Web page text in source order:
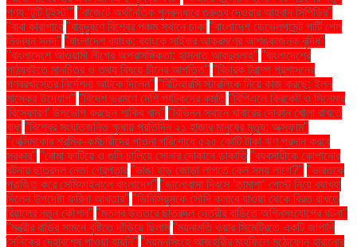
পণ্য ‘টুটি টুইস্ট’" "বাজেটে অর্থনৈতিক পুনরুদ্ধারে গুরুত্ব দেওয়ার আহ্বান সিপিডির"
"বাবা কারাগারে "বায়ুদূষণে বিশ্বের পঞ্চম স্থানে ঢাকা "বাংলাদেশ ডেভেলপমেন্ট পার্টি পেল
নিবন্ধন সনদ" "বাংলাদেশ ব্যাংক: ব্যাংকে সাইবার আক্রমণের আশঙ্কাজনক বৃদ্ধি"
"বাংলাদেশে আওয়ামী লীগের অপ্রাসঙ্গিকতা: হাসনাত আবদুল্লাহ" "বাংলাদেশের
পাঠ্যবইতে মানচিত্র ও তথ্য বিষয়ে চীনের আপত্তি" "বিচারক ট্রাম্প প্রশাসনের
গণবরখাস্তের নির্দেশনা আটকে দিলেন" "বিটিআরসি স্টারলিংক নিয়ে কাজ করছে: ইলন
মাস্কের উদ্যোগ" "বিদেশ ভ্রমণে দেশি পর্যটকদের কমতি "বিপিএলে ক্রিকেট ও সিনেমার
'বিস্ফোরণ' উপভোগ করছেন শাকিব খান" "বিভিন্ন স্থানে খাবারের দোকান খোলা রাখতে
বাধা "বিশ্বের সংঘাতজনিত ক্ষুধায় প্রতিদিন ২১ হাজার মানুষের মৃত্যু: অক্সফাম"
"বেক্সিমকোর শ্রমিক-কর্মচারীদের পাওনা পরিশোধে ৫২৫ কোটি টাকা ঋণ প্রদান করবে
সরকার" "বোমা ফাটিয়ে ও গুলি চালিয়ে সোনার দোকানে ডাকাতি "ব্যবসায়ীকে কোপানোর
ঘটনায় ছাত্রদল নেতা গ্রেপ্তার "ভাঙা হাড় জোড়া লাগতে কেন সময় লাগে?" "ভারতকে
পরাজিত করে সেমিফাইনালে বাংলাদেশ" "ভালোবাসা দিবসে ‘তামাশা’ পোস্ট নিয়ে ব্যাখ্যা
দিলেন উপদেষ্টা ফরিদা আখতার" "ভিনিসিয়ুসকে সৌদি ক্লাবে যাওয়া থেকে বিরত রাখতে
রিয়ালের নতুন কৌশল" "মতলব উত্তরে ছাত্রদল নেত্রীর বাড়িতে অগ্নিসংযোগের ঘটনা"
"মন্ত্রীর বাড়ির সামনে বৃষ্টিতে দাঁড়িয়ে ছিলাম "ময়নামতি ওয়ার সিমেট্রিতে একটি জাপানি
সৈনিকের দেহাবশেষ পাওয়া যায়নি" "ময়মনসিংহে আজহারীর মাহফিলে মুঠোফোন হারানোর